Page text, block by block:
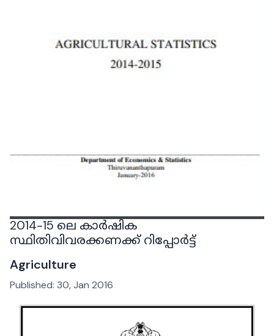
2014-15 ലെ കാർഷിക
സ്ഥിതിവിവരക്കണക്ക് റിപ്പോർട്ട്
Agriculture
Published: 30, Jan 2016